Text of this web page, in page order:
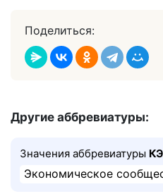
Поделиться:
Другие аббревиатуры:
Значения аббревиатуры
Экономическое